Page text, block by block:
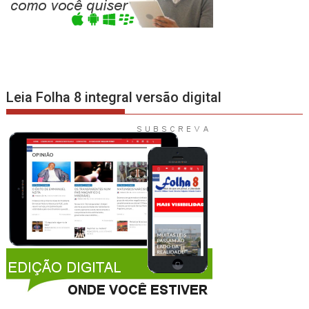
Leia Folha 8 integral versão digital